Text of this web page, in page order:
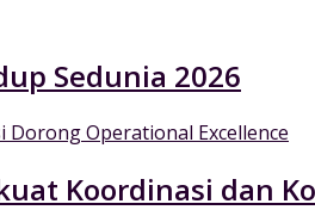
Sedunia 2026
Koordinasi dan